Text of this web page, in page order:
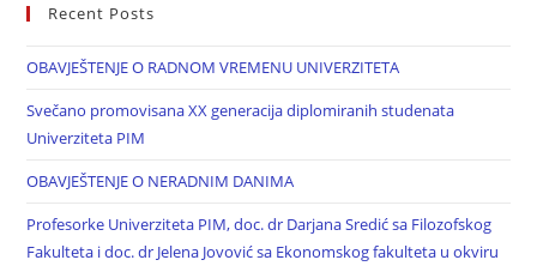
Recent Posts
OBAVJEŠTENJE O RADNOM VREMENU UNIVERZITETA
Svečano promovisana XX generacija diplomiranih studenata
Univerziteta PIM
OBAVJEŠTENJE O NERADNIM DANIMA
Profesorke Univerziteta PIM, doc. dr Darjana Sredić sa Filozofskog
Fakulteta i doc. dr Jelena Jovović sa Ekonomskog fakulteta u okviru